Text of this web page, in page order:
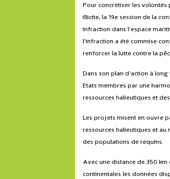
Pour concrétiser les
illicite, la 19e session de la
infraction dans l'espace
l'infraction a été commise
renforcer la lutte contre la
Dans son plan d'action à
Etats membres par une
ressources halieutiques et
Les projets misent en ouvre
ressources halieutiques et
des populations de requins.
Avec une distance de 350
continentales les données